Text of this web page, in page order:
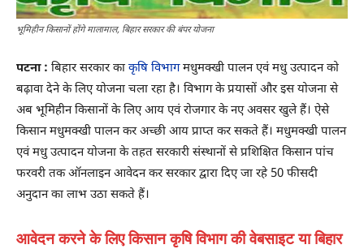
भूमिहीन किसानों होंगे मालामाल, बिहार सरकार की बंपर योजना
पटना : बिहार सरकार का कृषि विभागमधुमक्खी पालन एवं मधु उत्पादन को
बढ़ावा देने के लिए योजना चला रहा है। विभाग के प्रयासों और इस योजना से
अब भूमिहीन किसानों के लिए आय एवं रोजगार के नए अवसर खुले हैं। ऐसे
किसान मधुमक्खी पालन कर अच्छी आय प्राप्त कर सकते हैं। मधुमक्खी पालन
एवं मधु उत्पादन योजना के तहत सरकारी संस्थानों से प्रशिक्षित किसान पांच
फरवरी तक ऑनलाइन आवेदन कर सरकार द्वारा दिए जा रहे 50 फीसदी
अनुदान का लाभ उठा सकते हैं।
आवेदन करने के लिए किसान कृषि विभाग की वेबसाइट या बिहार